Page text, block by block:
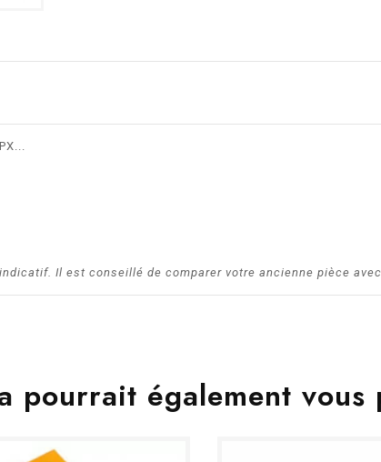
Il est conseillé de comparer votre ancienne pièce
pourrait également vous